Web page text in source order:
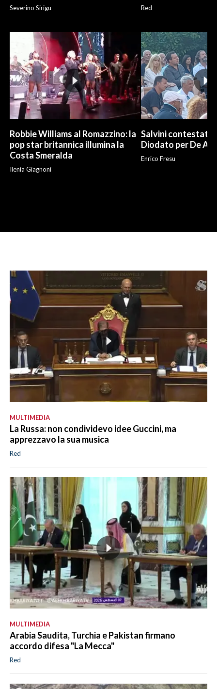
Severino Sirigu Red
Robbie Williams al Romazzino: la
pop star britannica illumina la
Costa Smeralda
Ilenia Giagnoni
Salvini contestato
Diodato per De
Enrico Fresu
MULTIMEDIA
La Russa: non condividevo idee Guccini, ma
apprezzavo la sua musica
Red
MULTIMEDIA
Arabia Saudita, Turchia e Pakistan firmano
accordo difesa "La Mecca"
Red